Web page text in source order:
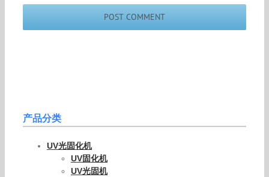
产品分类
UV光固化机
UV固化机
UV光固机